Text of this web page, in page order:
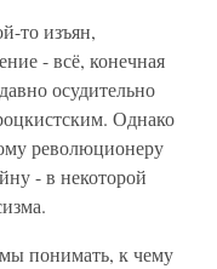
то изъян,
- всё, конечная
осудительно
Однако
революционеру
- в некоторой
понимать, к чему